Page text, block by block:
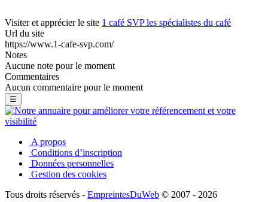
Visiter et apprécier le site 1 café SVP les spécialistes du café
Url du site
https://www.1-cafe-svp.com/
Notes
Aucune note pour le moment
Commentaires
Aucun commentaire pour le moment
☰
A propos
Conditions d’inscription
Données personnelles
Gestion des cookies
Tous droits réservés - EmpreintesDuWeb © 2007 - 2026